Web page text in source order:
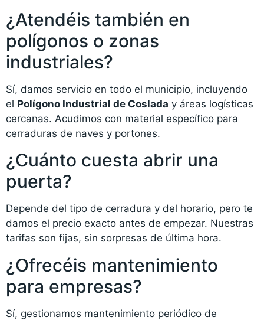
¿Atendéis también en
polígonos o zonas
industriales?
Sí, damos servicio en todo el municipio, incluyendo
el Polígono Industrial de Coslada y áreas logísticas
cercanas. Acudimos con material específico para
cerraduras de naves y portones.
¿Cuánto cuesta abrir una
puerta?
Depende del tipo de cerradura y del horario, pero te
damos el precio exacto antes de empezar. Nuestras
tarifas son fijas, sin sorpresas de última hora.
¿Ofrecéis mantenimiento
para empresas?
Sí, gestionamos mantenimiento periódico de